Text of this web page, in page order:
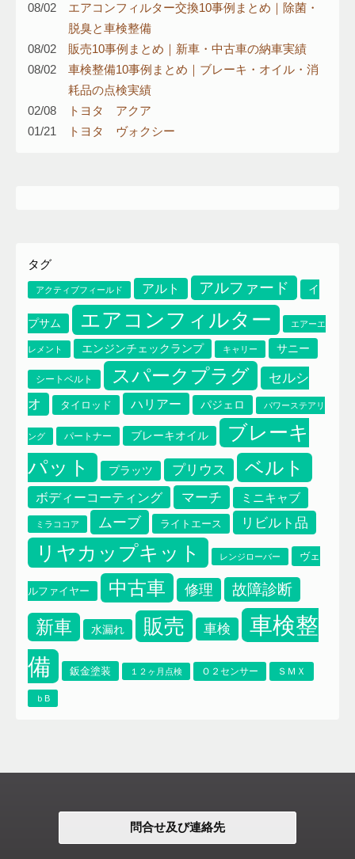
08/02
エアコンフィルター交換10事例まとめ｜除菌・
脱臭と車検整備
08/02
販売10事例まとめ｜新車・中古車の納車実績
08/02
車検整備10事例まとめ｜ブレーキ・オイル・消
耗品の点検実績
02/08
トヨタ アクア
01/21
トヨタ ヴォクシー
タグ
アクティブフィールド アルト アルファード イ
プサム エアコンフィルター エアーエ
レメント エンジンチェックランプ キャリー サニー
シートベルト スパークプラグ
セルシ
オ
タイロッド ハリアー パジェロ パワーステアリ
ング パートナー ブレーキオイル
ブレーキ
パット
プラッツ プリウス ベルト
ボディーコーティング マーチ ミニキャブ
ミラココア ムーブ ライトエース リビルト品
リヤカップキット レンジローバー ヴェ
ルファイヤー 中古車 修理 故障診断
新車 水漏れ 販売 車検
車検整
備
鈑金塗装 １２ヶ月点検 Ｏ２センサー ＳＭＸ
ｂB
問合せ及び連絡先